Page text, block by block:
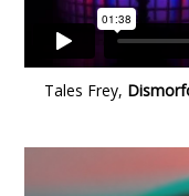
Tales Frey,